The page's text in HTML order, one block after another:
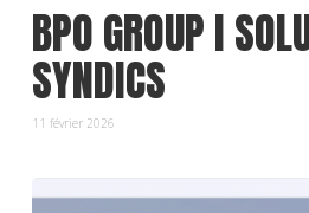
BPO GROUP I
SYNDICS
11 février 2026